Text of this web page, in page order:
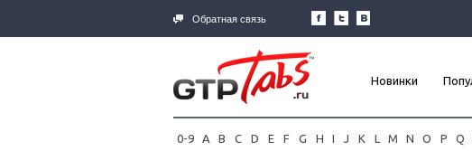
Обратная связь
Новинки
0-9 A B C D E F G H I J K L M N O P Q